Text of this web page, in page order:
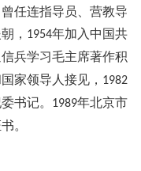
任连指导员、营教导
， 1954年加入中国共
兵学习毛主席著作积
家领导人接见， 1982
书记。 1989年北京市
。